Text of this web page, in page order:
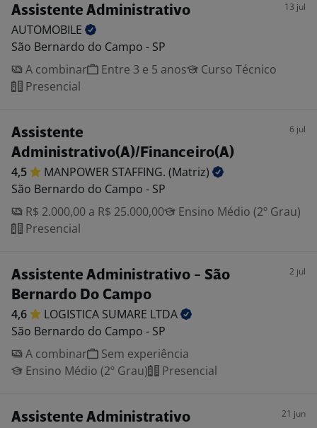
Assistente Administrativo 13 jul
AUTOMOBILE
São Bernardo do Campo - SP
A combinar
Entre 3 e 5 anos
Curso Técnico
Presencial
Assistente
Administrativo(A)/Financeiro(A)
6 jul
4,5 MANPOWER STAFFING. (Matriz)
São Bernardo do Campo - SP
R$ 2.000,00 a R$ 25.000,00
Ensino Médio (2º Grau)
Presencial
Assistente Administrativo - São
Bernardo Do Campo
2 jul
4,6 LOGISTICA SUMARE LTDA
São Bernardo do Campo - SP
A combinar
Sem experiência
Ensino Médio (2º Grau)
Presencial
Assistente Administrativo 21 jun